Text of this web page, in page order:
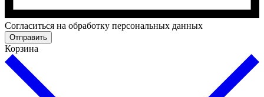
Cогласиться на обработку персональных данных
Отправить
Корзина